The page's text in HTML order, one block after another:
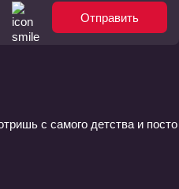
Отправить
с самого детства и посто